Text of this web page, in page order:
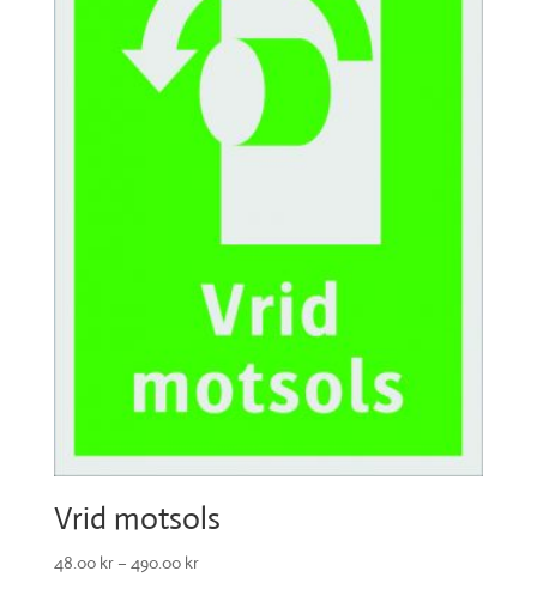
Vrid motsols
48.00 kr– 490.00 kr